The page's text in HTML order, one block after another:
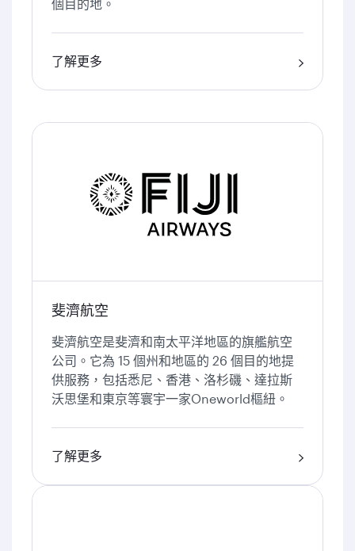
個目的地。
了解更多
斐濟航空
斐濟航空是斐濟和南太平洋地區的旗艦航空
公司。它為 15 個州和地區的 26 個目的地提
供服務，包括悉尼、香港、洛杉磯、達拉斯
沃思堡和東京等寰宇一家Oneworld樞紐。
了解更多